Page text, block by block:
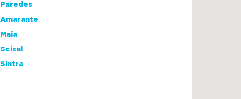
Paredes
Amarante
Maia
Seixal
Sintra